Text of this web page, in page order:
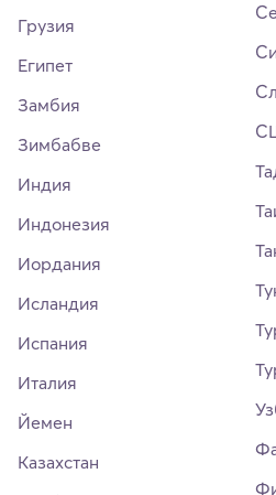
Грузия
Египет
Замбия
Зимбабве
Индия
Индонезия
Иордания
Исландия
Испания
Италия
Йемен
Казахстан